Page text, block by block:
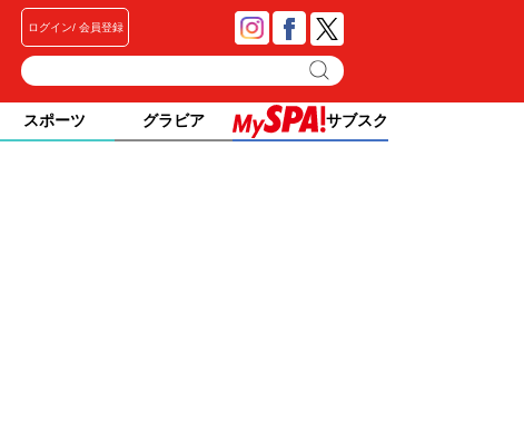
ログイン 会員登録
スポーツ グラビア サブスク